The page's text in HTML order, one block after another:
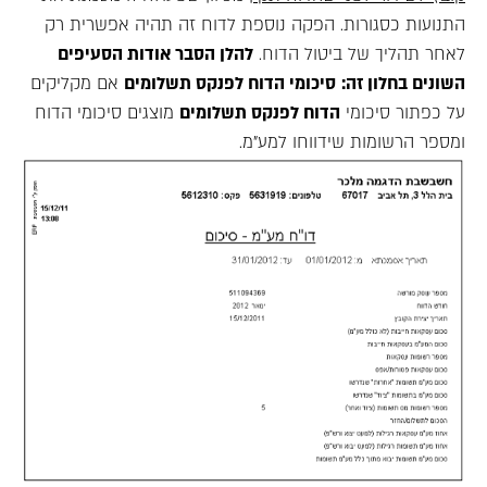
התנועות כסגורות. הפקה נוספת לדוח זה תהיה אפשרית רק
לאחר תהליך של ביטול הדוח. להלן הסבר אודות הסעיפים
השונים בחלון זה: סיכומי הדוח לפנקס תשלומים אם מקליקים
על כפתור סיכומי הדוח לפנקס תשלומים מוצגים סיכומי הדוח
ומספר הרשומות שידווחו למע"מ.